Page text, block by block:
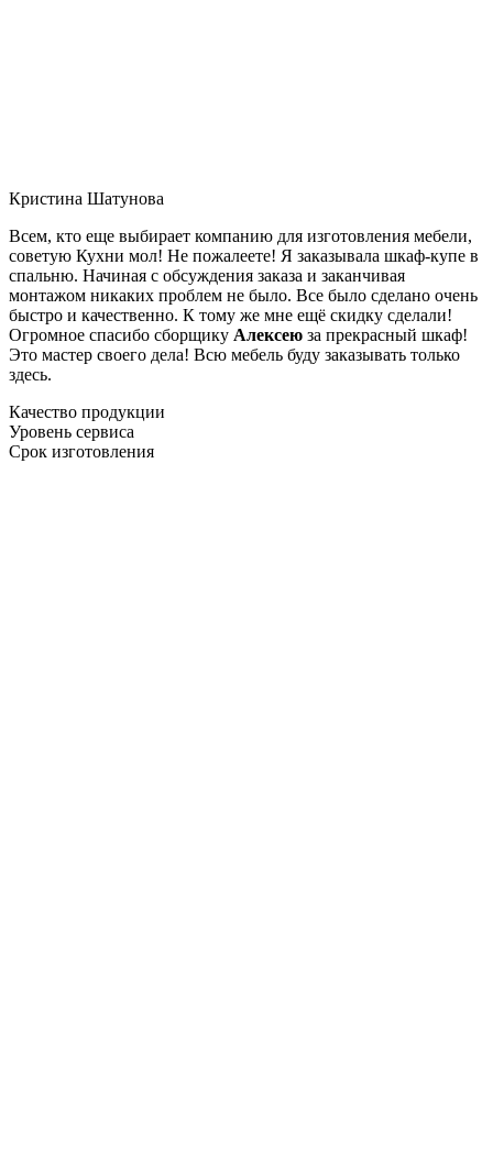
Кристина Шатунова
Всем, кто еще выбирает компанию для изготовления мебели,
советую Кухни мол! Не пожалеете! Я заказывала шкаф-купе в
спальню. Начиная с обсуждения заказа и заканчивая
монтажом никаких проблем не было. Все было сделано очень
быстро и качественно. К тому же мне ещё скидку сделали!
Огромное спасибо сборщику Алексею за прекрасный шкаф!
Это мастер своего дела! Всю мебель буду заказывать только
здесь.
Качество продукции
Уровень сервиса
Срок изготовления